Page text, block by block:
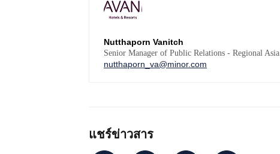
Nutthaporn Vanitch
Senior Manager of Public Relations - Regional Asia
nutthaporn_va@minor.com
แชร์ข่าวสาร